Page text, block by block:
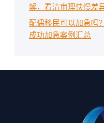
解，看清审理快慢差
配偶移民可以加急吗
成功加急案例汇总